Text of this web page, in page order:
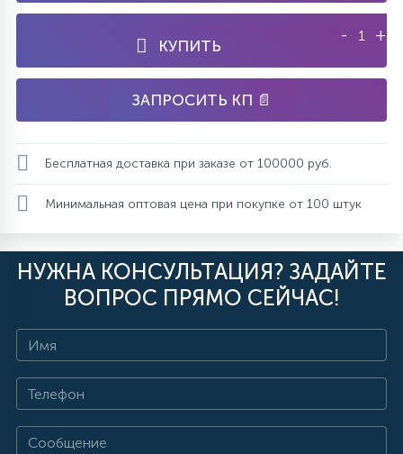
КУПИТЬ
- +
ЗАПРОСИТЬ КП 📄
Бесплатная доставка при заказе от 100000 руб.
Минимальная оптовая цена при покупке от 100 штук
НУЖНА КОНСУЛЬТАЦИЯ? ЗАДАЙТЕ
ВОПРОС ПРЯМО СЕЙЧАС!